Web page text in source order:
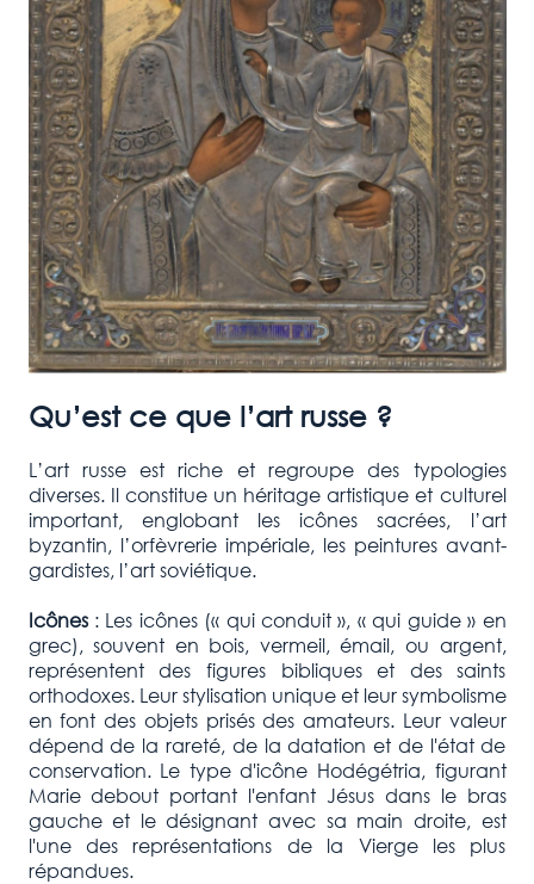
Qu’est ce que l’art russe ?
L’art russe est riche et regroupe des typologies
diverses. Il constitue un héritage artistique et culturel
important, englobant les icônes sacrées, l’art
byzantin, l’orfèvrerie impériale, les peintures avant-
gardistes, l’art soviétique.
Icônes: Les icônes (« qui conduit », «qui guide» en
grec), souvent en bois, vermeil, émail, ou argent,
représentent des figures bibliques et des saints
orthodoxes. Leur stylisation unique et leur symbolisme
en font des objets prisés des amateurs. Leur valeur
dépend de la rareté, de la datation et de l'état de
conservation. Le type d'icône Hodégétria, figurant
Marie debout portant l'enfant Jésus dans le bras
gauche et le désignant avec sa main droite, est
l'une des représentations de la Vierge les plus
répandues.